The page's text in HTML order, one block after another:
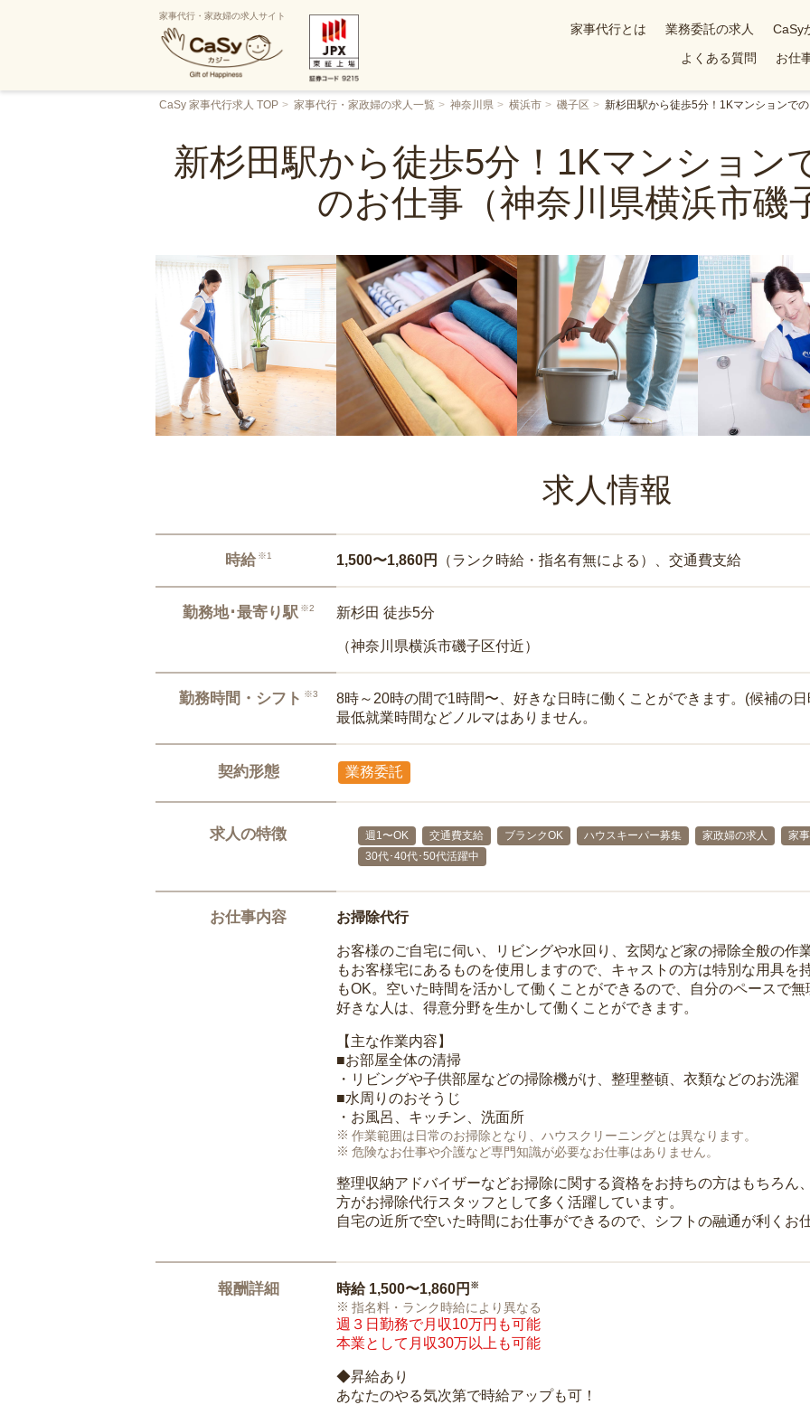
家事代行・家政婦の求人サイト
家事代行とは 業務委託の求人 CaSy
よくある質問
お仕
CaSy 家事代行求人 TOP 家事代行・家政婦の求人一覧 神奈川県 横浜市 磯子区 新杉田駅から徒歩5分！1Kマンションで
新杉田駅から徒歩5分！1Kマンション
のお仕事（神奈川県横浜市磯
求人情報
時給 ※1 1,500〜1,860円 （ランク時給・指名有無による）、交通費支給
勤務地･最寄り駅 ※2 新杉田 徒歩5分
（神奈川県横浜市磯子区付近）
勤務時間・シフト ※3
8時～20時の間で1時間〜、好きな日時に働くことができます。(候補の
最低就業時間などノルマはありません。
契約形態 業務委託
求人の特徴 週1〜OK 交通費支給 ブランクOK ハウスキーパー募集 家政婦の求人 家
30代･40代･50代活躍中
お仕事内容 お掃除代行
お客様のご自宅に伺い、リビングや水回り、玄関など家の掃除全般の作
もお客様宅にあるものを使用しますので、キャストの方は特別な用具を
もOK。空いた時間を活かして働くことができるので、自分のペースで
好きな人は、得意分野を生かして働くことができます。
【主な作業内容】
■お部屋全体の清掃
・リビングや子供部屋などの掃除機がけ、整理整頓、衣類などのお洗濯
■水周りのおそうじ
・お風呂、キッチン、洗面所
作業範囲は日常のお掃除となり、ハウスクリーニングとは異なります。
危険なお仕事や介護など専門知識が必要なお仕事はありません。
整理収納アドバイザーなどお掃除に関する資格をお持ちの方はもちろん
方がお掃除代行スタッフとして多く活躍しています。
自宅の近所で空いた時間にお仕事ができるので、シフトの融通が利くお
報酬詳細 時給 1,500〜1,860円 ※
指名料・ランク時給により異なる
週３日勤務で月収10万円も可能
本業として月収30万以上も可能
◆昇給あり
あなたのやる気次第で時給アップも可！